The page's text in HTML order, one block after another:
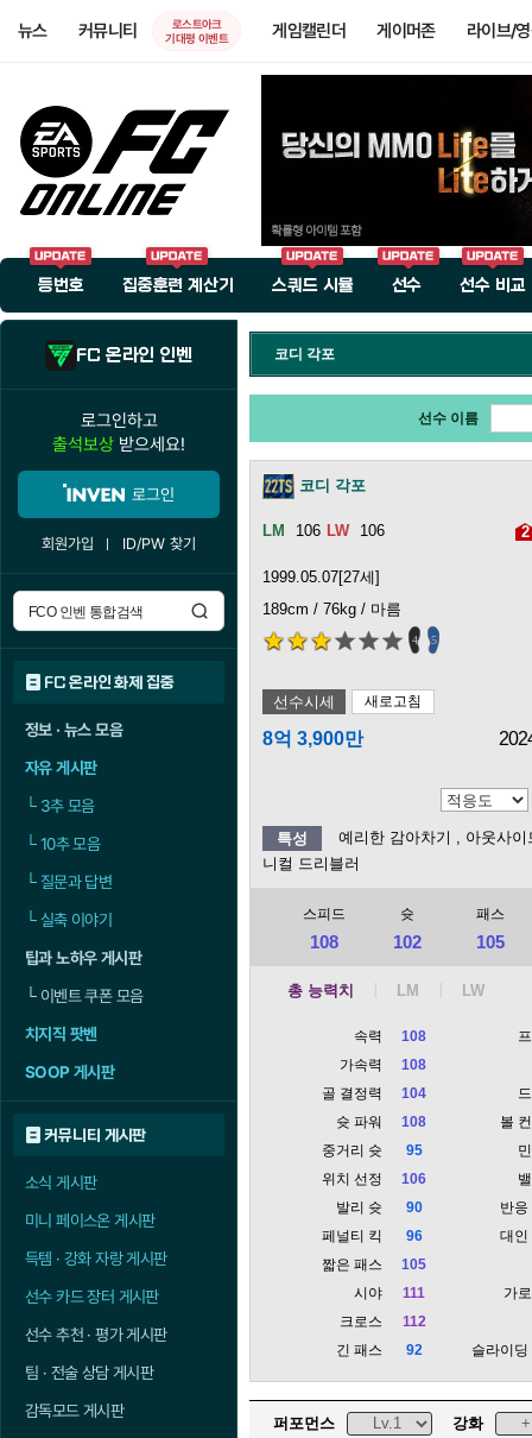
뉴스 커뮤니티
로스트아크
기대평 이벤트
게임캘린더 게이머존 라이브/
등번호 집중훈련 계산기 스쿼드 시뮬 선수 선수 비교
FC 온라인 인벤
로그인하고
출석보상 받으세요!
로그인
회원가입 ID/PW 찾기
FC 온라인 화제 집중
정보 · 뉴스 모음
자유 게시판
└3추 모음
└10추 모음
└질문과 답변
└실축 이야기
팁과 노하우 게시판
└이벤트 쿠폰 모음
치지직 팟벤
SOOP 게시판
커뮤니티 게시판
소식 게시판
미니 페이스온 게시판
득템 · 강화 자랑 게시판
선수 카드 장터 게시판
선수 추천 · 평가 게시판
팀 · 전술 상담 게시판
감독모드 게시판
코디 각포
선수 이름
코디 각포
106 106 2
1999.05.07[27세]
189cm / 76kg / 마름
4 5
선수시세 새로고침
8억 3,900만
특성 예리한 감아차기
, 아웃사
니컬 드리블러
스피드
108
슛
102
패스
105
총 능력치
속력
108
가속력
108
골 결정력
104
슛 파워
108
중거리 슛
95
위치 선정
106
발리 슛
90
페널티 킥
96
짧은 패스
105
시야
111
크로스
112
긴 패스
92
볼
반응
대인
가
슬라이딩
퍼포먼스 강화